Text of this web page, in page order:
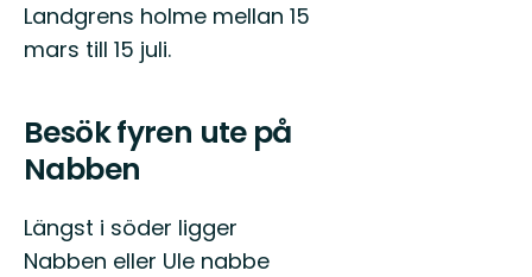
Landgrens holme mellan 15
mars till 15 juli.
Besök fyren ute på
Nabben
Längst i söder ligger
Nabben eller Ule nabbe